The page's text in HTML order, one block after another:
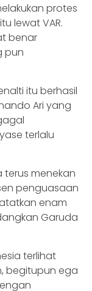
protes
lewat VAR.
benar
pun
itu berhasil
Ari yang
terlalu
terus menekan
penguasaan
enam
Garuda
terlihat
begitupun ega